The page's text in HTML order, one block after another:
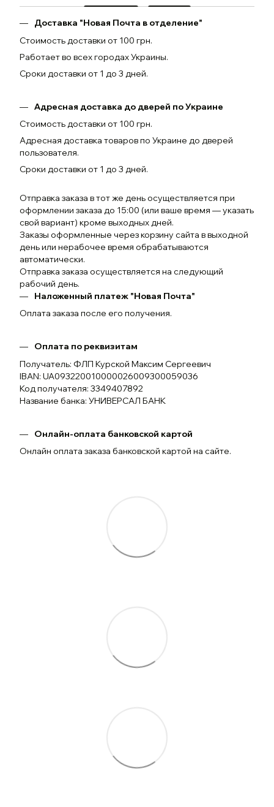
Доставка "Новая Почта в отделение"
Стоимость доставки от 100 грн.
Работает во всех городах Украины.
Сроки доставки от 1 до 3 дней.
Адресная доставка до дверей по Украине
Стоимость доставки от 100 грн.
Адресная доставка товаров по Украине до дверей
пользователя.
Сроки доставки от 1 до 3 дней.
Отправка заказа в тот же день осуществляется при
оформлении заказа до 15:00 (или ваше время — указать
свой вариант) кроме выходных дней.
Заказы оформленные через корзину сайта в выходной
день или нерабочее время обрабатываются
автоматически.
Отправка заказа осуществляется на следующий
рабочий день.
Наложенный платеж "Новая Почта"
Оплата заказа после его получения.
Оплата по реквизитам
Получатель: ФЛП Курской Максим Сергеевич
IBAN: UA093220010000026009300059036
Код получателя: 3349407892
Название банка: УНИВЕРСАЛ БАНК
Онлайн-оплата банковской картой
Онлайн оплата заказа банковской картой на сайте.